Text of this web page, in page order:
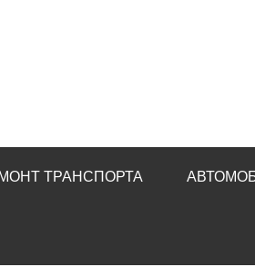
ТРАНСПОРТА